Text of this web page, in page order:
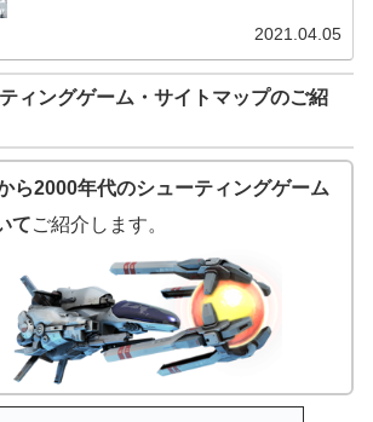
2021.04.05
ィングゲーム・サイトマップのご紹
ら2000年代のシューティングゲーム
てご紹介します。